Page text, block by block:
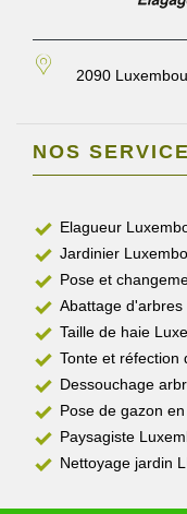
2090
NOS
Elagueur
Jardinier
Pose et
Abattage d'arbres
Taille de haie
Tonte et réfection
Dessouchage
Pose de gazon
Paysagiste
Nettoyage jardin